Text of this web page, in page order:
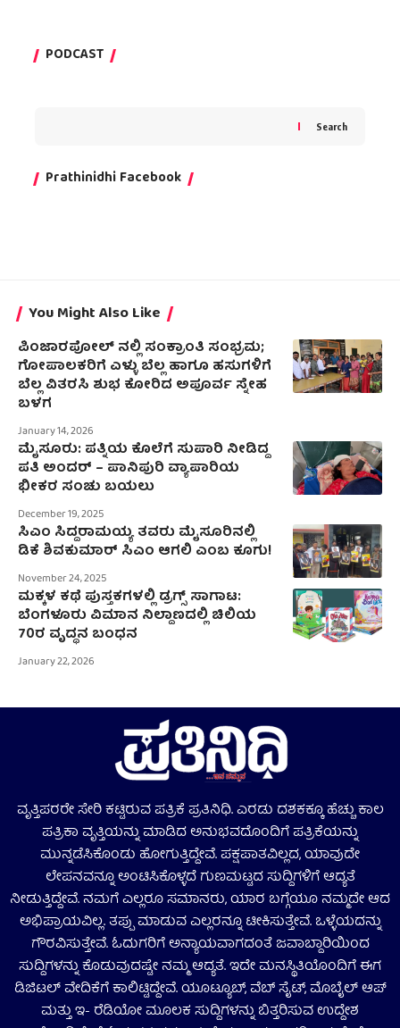
PODCAST
Search
Prathinidhi Facebook
You Might Also Like
ಪಿಂಜಾರಪೋಲ್ ನಲ್ಲಿ ಸಂಕ್ರಾಂತಿ ಸಂಭ್ರಮ;
ಗೋಪಾಲಕರಿಗೆ ಎಳ್ಳು ಬೆಲ್ಲ ಹಾಗೂ ಹಸುಗಳಿಗೆ
ಬೆಲ್ಲ ವಿತರಸಿ ಶುಭ ಕೋರಿದ ಅಪೂರ್ವ ಸ್ನೇಹ
ಬಳಗ
January 14, 2026
ಮೈಸೂರು: ಪತ್ನಿಯ ಕೊಲೆಗೆ ಸುಪಾರಿ ನೀಡಿದ್ದ
ಪತಿ ಅಂದರ್ – ಪಾನಿಪುರಿ ವ್ಯಾಪಾರಿಯ
ಭೀಕರ ಸಂಚು ಬಯಲು
December 19, 2025
ಸಿಎಂ ಸಿದ್ದರಾಮಯ್ಯ ತವರು ಮೈಸೂರಿನಲ್ಲಿ
ಡಿಕೆ ಶಿವಕುಮಾರ್ ಸಿಎಂ ಆಗಲಿ ಎಂಬ ಕೂಗು!
November 24, 2025
ಮಕ್ಕಳ ಕಥೆ ಪುಸ್ತಕಗಳಲ್ಲಿ ಡ್ರಗ್ಸ್ ಸಾಗಾಟ:
ಬೆಂಗಳೂರು ವಿಮಾನ ನಿಲ್ದಾಣದಲ್ಲಿ ಚಿಲಿಯ
70ರ ವೃದ್ಧನ ಬಂಧನ
January 22, 2026
ವೃತ್ತಿಪರರೇ ಸೇರಿ ಕಟ್ಟಿರುವ ಪತ್ರಿಕೆ ಪ್ರತಿನಿಧಿ. ಎರಡು ದಶಕಕ್ಕೂ ಹೆಚ್ಚು ಕಾಲ
ಪತ್ರಿಕಾ ವೃತ್ತಿಯನ್ನು ಮಾಡಿದ ಅನುಭವದೊಂದಿಗೆ ಪತ್ರಿಕೆಯನ್ನು
ಮುನ್ನಡೆಸಿಕೊಂಡು ಹೋಗುತ್ತಿದ್ದೇವೆ. ಪಕ್ಷಪಾತವಿಲ್ಲದ, ಯಾವುದೇ
ಲೇಪನವನ್ನೂ ಅಂಟಿಸಿಕೊಳ್ಳದೆ ಗುಣಮಟ್ಟದ ಸುದ್ದಿಗಳಿಗೆ ಆದ್ಯತೆ
ನೀಡುತ್ತಿದ್ದೇವೆ. ನಮಗೆ ಎಲ್ಲರೂ ಸಮಾನರು, ಯಾರ ಬಗ್ಗೆಯೂ ನಮ್ಮದೇ ಆದ
ಅಭಿಪ್ರಾಯವಿಲ್ಲ. ತಪ್ಪು ಮಾಡುವ ಎಲ್ಲರನ್ನೂ ಟೀಕಿಸುತ್ತೇವೆ. ಒಳ್ಳೆಯದನ್ನು
ಗೌರವಿಸುತ್ತೇವೆ. ಓದುಗರಿಗೆ ಅನ್ಯಾಯವಾಗದಂತೆ ಜವಾಬ್ದಾರಿಯಿಂದ
ಸುದ್ದಿಗಳನ್ನು ಕೊಡುವುದಷ್ಟೇ ನಮ್ಮ ಆದ್ಯತೆ. ಇದೇ ಮನಸ್ಥಿತಿಯೊಂದಿಗೆ ಈಗ
ಡಿಜಿಟಲ್‌ ವೇದಿಕೆಗೆ ಕಾಲಿಟ್ಟಿದ್ದೇವೆ. ಯೂಟ್ಯೂಬ್‌, ವೆಬ್ ಸೈಟ್‌, ಮೊಬೈಲ್‌ ಆಪ್‌
ಮತ್ತು ಇ- ರೆಡಿಯೋ ಮೂಲಕ ಸುದ್ದಿಗಳನ್ನು ಬಿತ್ತರಿಸುವ ಉದ್ದೇಶ